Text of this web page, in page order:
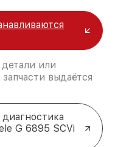
или
выдаётся
G 6895 SCVi